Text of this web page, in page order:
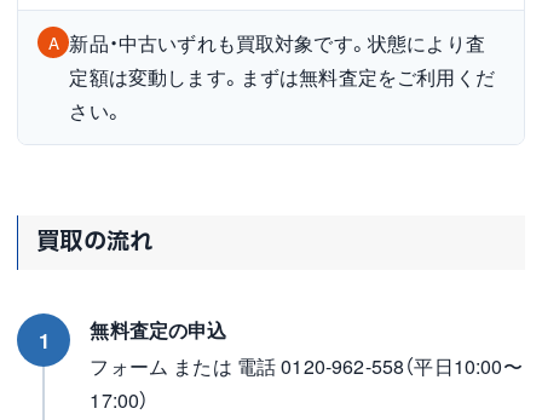
A 新品・中古いずれも買取対象です。状態により査
定額は変動します。まずは無料査定をご利用くだ
さい。
買取の流れ
1
無料査定の申込
フォーム または 電話 0120-962-558（平日10:00〜
17:00）